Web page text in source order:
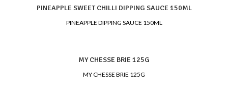
PINEAPPLE SWEET CHILLI DIPPING SAUCE 150ML
PINEAPPLE DIPPING SAUCE 150ML
MY CHESSE BRIE 125G
MY CHESSE BRIE 125G